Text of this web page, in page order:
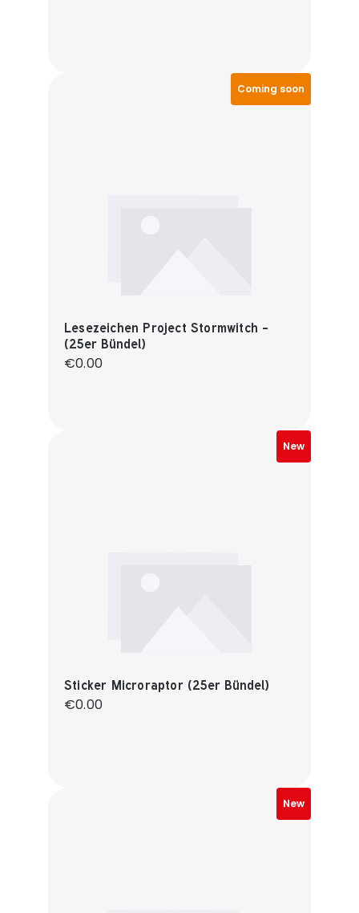
Coming soon
Lesezeichen Project Stormwitch -
(25er Bündel)
Regular price:
€0.00
New
Sticker Microraptor (25er Bündel)
Regular price:
€0.00
New